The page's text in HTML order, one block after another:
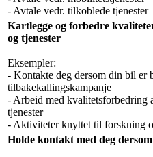
- Avtale vedr. tilkoblede tjenester
Kartlegge og forbedre
og tjenester
Eksempler:
- Kontakte deg dersom din bil er
tilbakekallingskampanje
- Arbeid med kvalitetsforbedring
tjenester
- Aktiviteter knyttet til forskning
Holde kontakt med deg